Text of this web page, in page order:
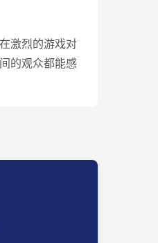
激烈的游戏对
的观众都能感